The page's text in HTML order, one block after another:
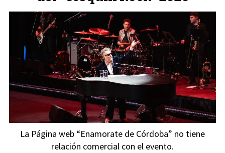
La Página web “Enamorate de Córdoba” no tiene
relación comercial con el evento.